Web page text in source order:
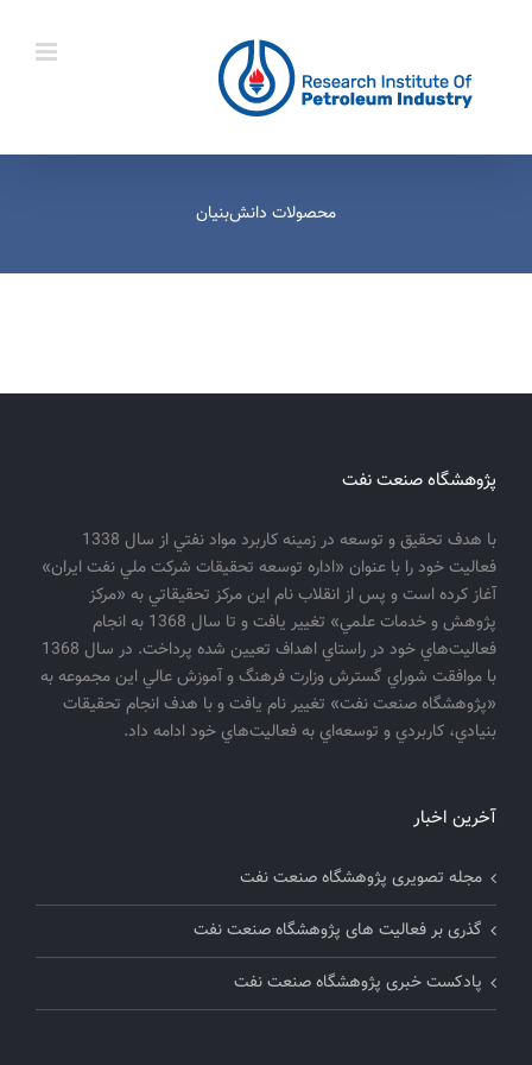
محصولات دانش‌بنیان
پژوهشگاه صنعت نفت
با هدف تحقيق و توسعه در زمينه كاربرد مواد نفتي از سال 1338
فعاليت خود را با عنوان «اداره توسعه تحقيقات شركت ملي نفت ايران»
آغاز كرده است و پس از انقلاب نام اين مركز تحقيقاتي به «مركز
پژوهش و خدمات علمي» تغيير يافت و تا سال 1368 به انجام
فعاليت‌هاي خود در راستاي اهداف تعيين شده پرداخت. در سال 1368
با موافقت شوراي گسترش وزارت فرهنگ و آموزش عالي اين مجموعه به
«پژوهشگاه صنعت نفت» تغيير نام يافت و با هدف انجام تحقيقات
بنيادي، كاربردي و توسعه‌اي به فعاليت‌هاي خود ادامه داد.
آخرین اخبار
مجله تصویری پژوهشگاه صنعت نفت
گذری بر فعالیت های پژوهشگاه صنعت نفت
پادکست خبری پژوهشگاه صنعت نفت